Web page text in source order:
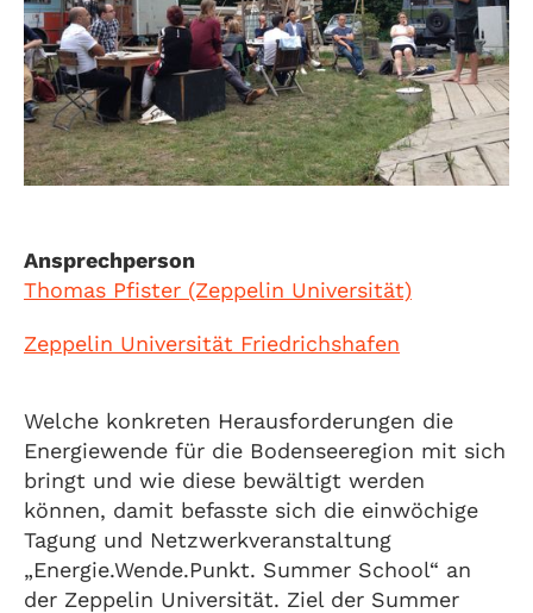
Ansprechperson
Thomas Pfister (Zeppelin Universität)
Zeppelin Universität Friedrichshafen
Welche konkreten Herausforderungen die
Energiewende für die Bodenseeregion mit sich
bringt und wie diese bewältigt werden
können, damit befasste sich die einwöchige
Tagung und Netzwerkveranstaltung
„Energie.Wende.Punkt. Summer School“ an
der Zeppelin Universität. Ziel der Summer